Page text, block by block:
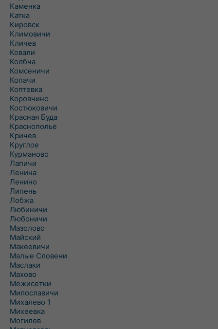
Каменка
Катка
Кировск
Климовичи
Кличев
Ковали
Колбча
Комсеничи
Копачи
Коптевка
Коровчино
Костюковичи
Красная Буда
Краснополье
Кричев
Круглое
Курманово
Лапичи
Ленина
Ленино
Липень
Лобжа
Любиничи
Любоничи
Мазолово
Майский
Макеевичи
Малые Словени
Маслаки
Махово
Межисетки
Милославичи
Михалево 1
Михеевка
Могилев